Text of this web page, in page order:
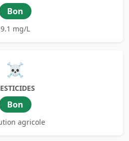
Bon
9.1 mg/L
☠️
Bon
agricole